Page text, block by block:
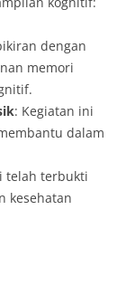
dengan
memori
: Kegiatan ini
dalam
telah terbukti
kesehatan